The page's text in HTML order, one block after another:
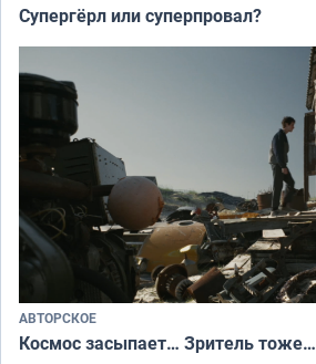
Супергёрл или суперпровал?
АВТОРСКОЕ
Космос засыпает… Зритель тоже…